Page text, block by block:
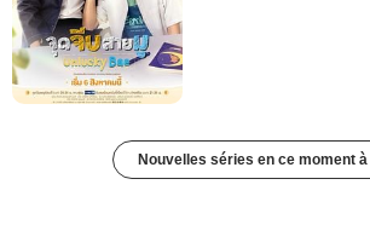
Nouvelles séries en ce moment à